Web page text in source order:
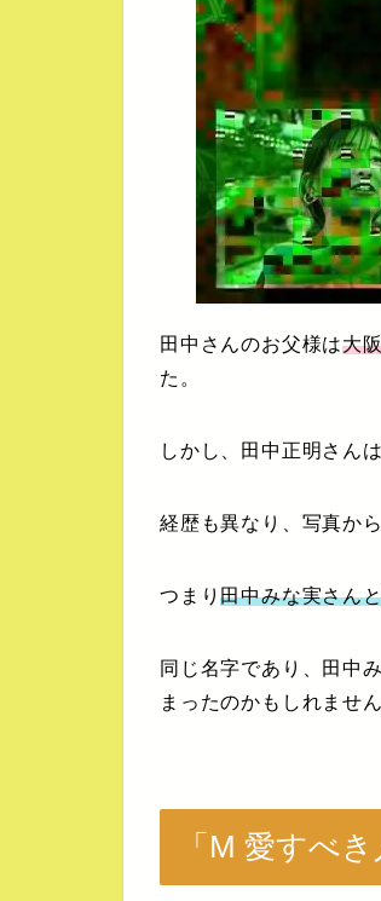
田中さんのお父様は大
た。
しかし、田中正明さん
経歴も異なり、写真か
つまり田中みな実さん
同じ名字であり、田中
まったのかもしれません
「M 愛すべ